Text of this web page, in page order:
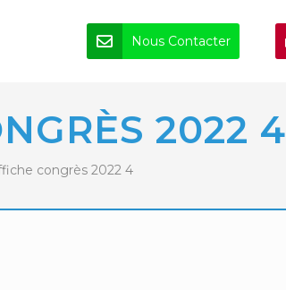
Nous Contacter
2022 4
congrès 2022 4